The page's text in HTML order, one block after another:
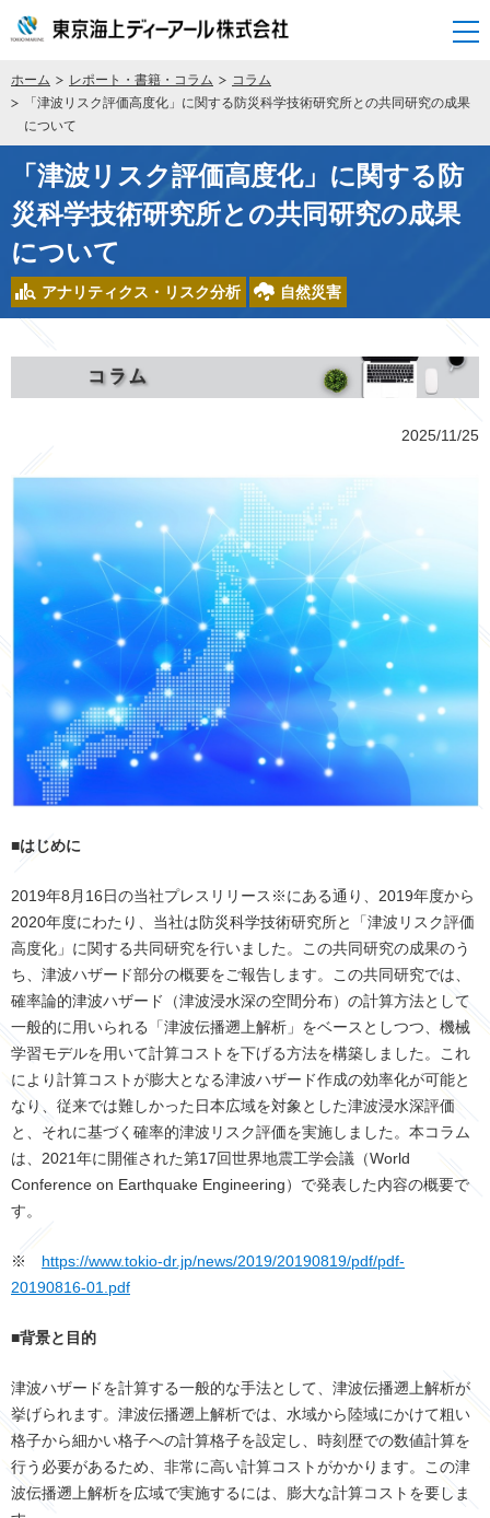
開く
ホーム レポート・書籍・コラム
コラム
「津波リスク評価高度化」に関する防災科学技術研究所との共同研究の成果
について
「津波リスク評価高度化」に関する防
災科学技術研究所との共同研究の成果
について
アナリティクス・リスク分析 自然災害
2025/11/25
■はじめに
2019年8月 16日の当社プレスリリース※にある通り、 2019年度から
2020年度にわたり、当社は防災科学技術研究所と「津波リスク評価
高度化」に関する共同研究を行いました。この共同研究の成果のう
ち、津波ハザード部分の概要をご報告します。この共同研究では、
確率論的津波ハザード（津波浸水深の空間分布）の計算方法として
一般的に用いられる「津波伝播遡上解析」をベースとしつつ、機械
学習モデルを用いて計算コストを下げる方法を構築しました。これ
により計算コストが膨大となる津波ハザード作成の効率化が可能と
なり、従来では難しかった日本広域を対象とした津波浸水深評価
と、それに基づく確率的津波リスク評価を実施しました。本コラム
は、 2021年に開催された第17回世界地震工学会議（World
Conference on Earthquake Engineering）で発表した内容の概要で
す。
※ https://www.tokio-dr.jp/news/2019/20190819/pdf/pdf-
20190816-01.pdf
■背景と目的
津波ハザードを計算する一般的な手法として、津波伝播遡上解析が
挙げられます。津波伝播遡上解析では、水域から陸域にかけて粗い
格子から細かい格子への計算格子を設定し、時刻歴での数値計算を
行う必要があるため、非常に高い計算コストがかかります。この津
波伝播遡上解析を広域で実施するには、膨大な計算コストを要しま